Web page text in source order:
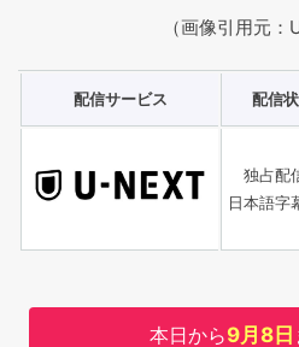
（画像引用元：
配信サービス 配信
独占配
日本語字
本日から9月8日